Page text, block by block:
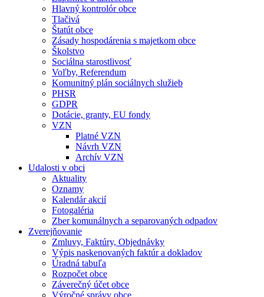
Hlavný kontrolór obce
Tlačivá
Štatút obce
Zásady hospodárenia s majetkom obce
Školstvo
Sociálna starostlivosť
Voľby, Referendum
Komunitný plán sociálnych služieb
PHSR
GDPR
Dotácie, granty, EU fondy
VZN
Platné VZN
Návrh VZN
Archív VZN
Udalosti v obci
Aktuality
Oznamy
Kalendár akcií
Fotogaléria
Zber komunálnych a separovaných odpadov
Zverejňovanie
Zmluvy, Faktúry, Objednávky
Výpis naskenovaných faktúr a dokladov
Úradná tabuľa
Rozpočet obce
Záverečný účet obce
Výročné správy obce